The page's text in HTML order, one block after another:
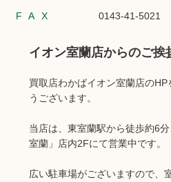
FAX
0143-41-5021
イオン室蘭店からのご挨
買取店わかばイオン室蘭店のHP
うございます。
当店は、東室蘭駅から徒歩約6
室蘭」店内2Fにて営業中です。
広い駐車場がございますので、